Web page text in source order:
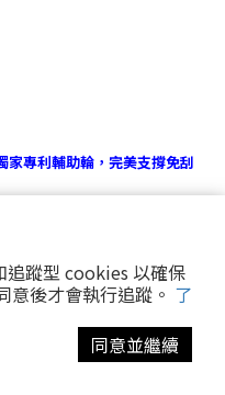
蹤型 cookies 以確保
意後才會執行追蹤。 了
同意並繼續
家專利輔助輪，完美支撐免刮
拉斜坡或凹凸不平的顛簸路